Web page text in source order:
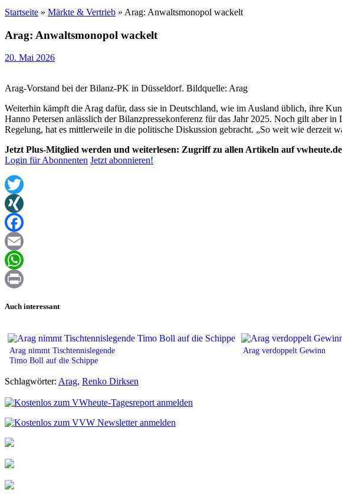
Startseite » Märkte & Vertrieb » Arag: Anwaltsmonopol wackelt
Arag: Anwaltsmonopol wackelt
20. Mai 2026
Arag-Vorstand bei der Bilanz-PK in Düsseldorf. Bildquelle: Arag
Weiterhin kämpft die Arag dafür, dass sie in Deutschland, wie im Ausland üblich, ihre
Hanno Petersen anlässlich der Bilanzpressekonferenz für das Jahr 2025. Noch gilt aber
Regelung, hat es mittlerweile in die politische Diskussion gebracht. „So weit wie derzeit
Jetzt Plus-Mitglied werden und weiterlesen: Zugriff zu allen Artikeln auf
Login für Abonnenten Jetzt abonnieren!
Twitter
XING
Facebook
Email
WhatsApp
Auch interessant
Arag nimmt Tischtennislegende
Timo Boll auf die Schippe
Arag verdoppelt Gewinn
Schlagwörter: Arag, Renko Dirksen